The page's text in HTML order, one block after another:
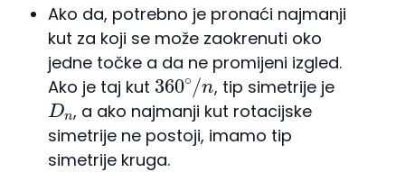
Ako da, potrebno je pronaći najmanji
kut za koji se može zaokrenuti oko
jedne točke a da ne promijeni izgled.
Ako je taj kut
360∘/n
, tip simetrije je
Dn
, a ako najmanji kut rotacijske
simetrije ne postoji, imamo tip
simetrije kruga.